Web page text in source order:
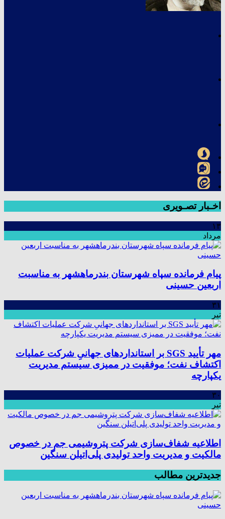
اخـبار تصـویری
۱۳
مرداد
پیام فرمانده سپاه شهرستان بندرماهشهر به مناسبت
اربعین حسینی
۳۱
تیر
مهر تأیید SGS بر استانداردهای جهانیِ شرکت عملیات
اکتشاف نفت؛ موفقیت در ممیزی سیستم مدیریت
یکپارچه
۳۰
تیر
اطلاعیه شفاف‌سازی شرکت پتروشیمی جم در خصوص
مالکیت و مدیریت واحد تولیدی پلی‌اتیلن سنگین
جدیدترین مطالب